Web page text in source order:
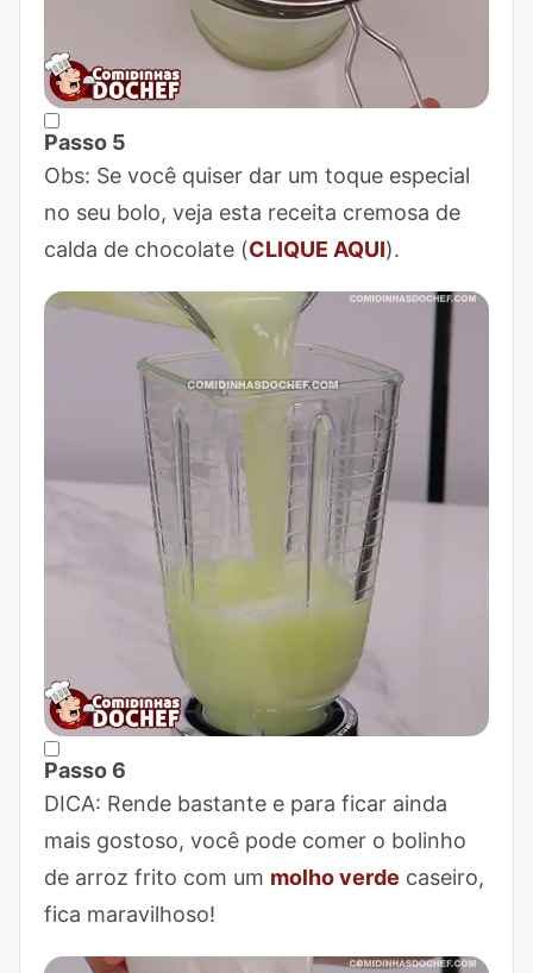
Passo 5
Marcar Passo 5 como concluído
Obs: Se você quiser dar um toque especial
no seu bolo, veja esta receita cremosa de
calda de chocolate (CLIQUE AQUI).
Passo 6
Marcar Passo 6 como concluído
DICA: Rende bastante e para ficar ainda
mais gostoso, você pode comer o bolinho
de arroz frito com um molho verde caseiro,
fica maravilhoso!